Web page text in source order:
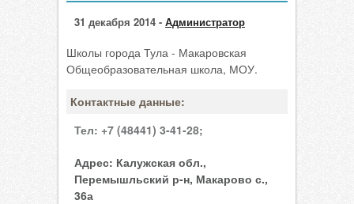
31 декабря 2014 - Администратор
Школы города Тула - Макаровская
Общеобразовательная школа, МОУ.
Контактные данные:
Тел: +7 (48441) 3-41-28;
Адрес: Калужская обл.,
Перемышльский р-н, Макарово с.,
36а